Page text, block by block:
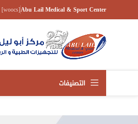
Abu Lail Medical & Sport Center
[woocs]
التصنيفات